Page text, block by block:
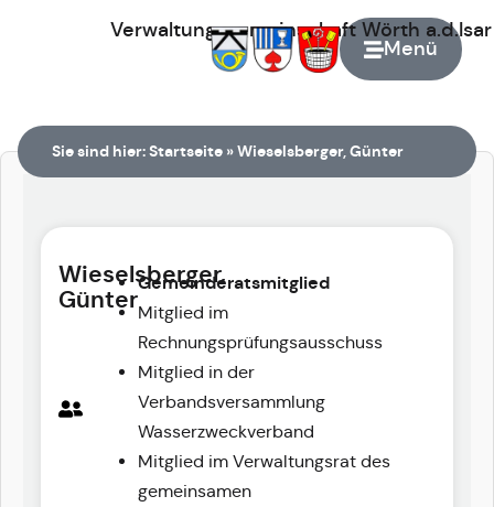
Menü
Verwaltungsgemeinschaft Wörth
Sie sind hier:Startseite »Wieselsberger, Günter
Wieselsberger,
Günter
Gemeinderatsmitglied
Mitglied im
Rechnungsprüfungsausschuss
Mitglied in der
Verbandsversammlung
Wasserzweckverband
Mitglied im Verwaltungsrat des
gemeinsamen